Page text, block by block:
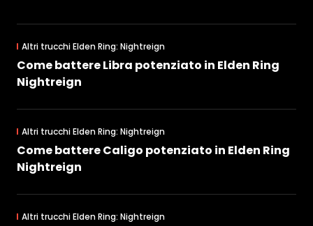
Altri trucchi Elden Ring: Nightreign
Come battere Libra potenziato in Elden Ring
Nightreign
Altri trucchi Elden Ring: Nightreign
Come battere Caligo potenziato in Elden Ring
Nightreign
Altri trucchi Elden Ring: Nightreign